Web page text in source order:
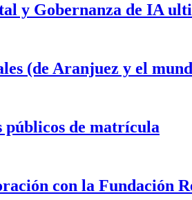
y Gobernanza de IA
(de Aranjuez y el
públicos de matrícula
con la Fundación